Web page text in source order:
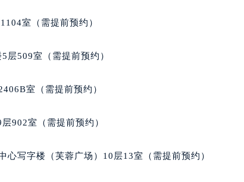
售后服务中心（需提前预约）
交叉口宝玑售后服务中心（需提前预约）
服务中心（需提前预约）
务中心（需提前预约）
售后服务中心（需提前预约）
室（需提前预约）
层509室（需提前预约）
室（需提前预约）
902室（需提前预约）
写字楼（芙蓉广场）10层13室（需提前预约）